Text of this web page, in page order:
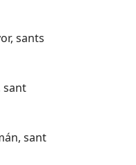
sants
sant
sant